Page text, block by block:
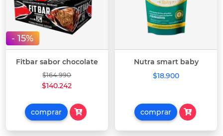
- 15%
Fitbar sabor chocolate
$164.990
$140.242
comprar
Nutra smart baby
$18.900
comprar